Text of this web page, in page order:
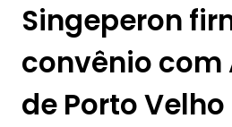
Singeperon
convênio com
de Porto Velho